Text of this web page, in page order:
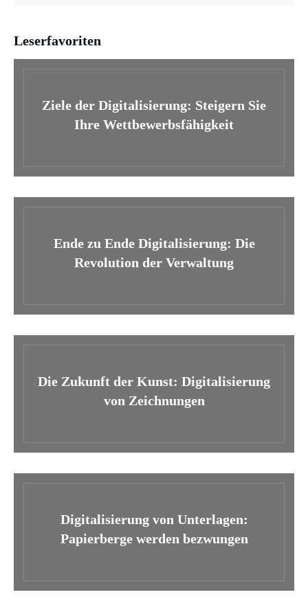
Leserfavoriten
Ziele der Digitalisierung: Steigern Sie
Ihre Wettbewerbsfähigkeit
Ende zu Ende Digitalisierung: Die
Revolution der Verwaltung
Die Zukunft der Kunst: Digitalisierung
von Zeichnungen
Digitalisierung von Unterlagen:
Papierberge werden bezwungen